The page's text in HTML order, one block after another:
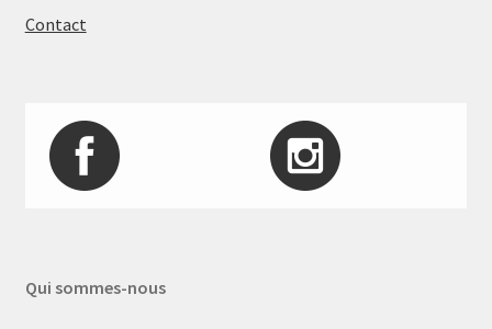
Contact
Qui sommes-nous